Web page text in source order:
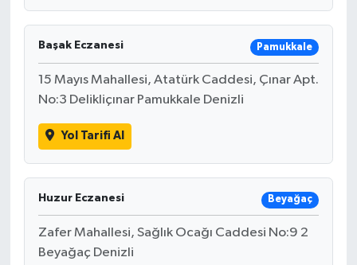
Başak Eczanesi Pamukkale
15 Mayıs Mahallesi, Atatürk Caddesi, Çınar Apt.
No:3 Delikliçınar Pamukkale Denizli
Yol Tarifi Al
Huzur Eczanesi Beyağaç
Zafer Mahallesi, Sağlık Ocağı Caddesi No:9 2
Beyağaç Denizli